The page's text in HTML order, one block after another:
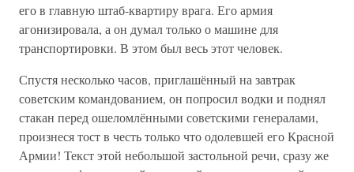
его в главную штаб-квартиру врага. Его армия
агонизировала, а он думал только о машине для
транспортировки. В этом был весь этот человек.
Спустя несколько часов, приглашённый на завтрак
советским командованием, он попросил водки и поднял
стакан перед ошеломлёнными советскими генералами,
произнеся тост в честь только что одолевшей его Красной
Армии! Текст этой небольшой застольной речи, сразу же